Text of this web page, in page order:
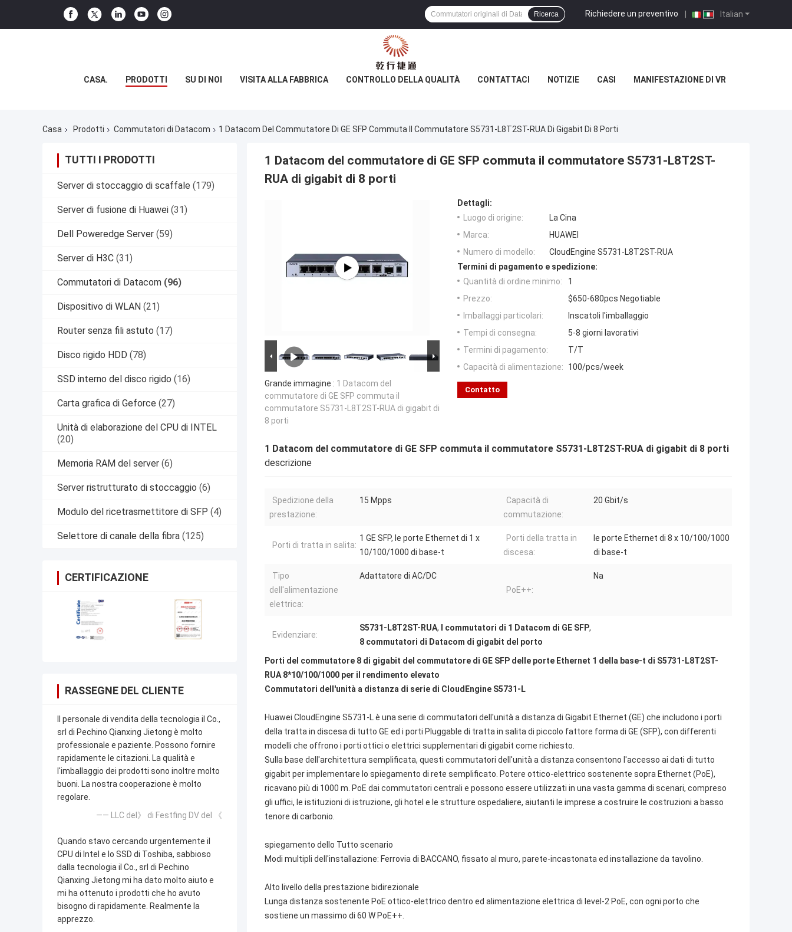
Italian
Richiedere un preventivo |
Ricerca
CASA. PRODOTTI SU DI NOI VISITA ALLA FABBRICA CONTROLLO DELLA QUALITÀ CONTATTACI NOTIZIE CASI MANIFESTAZIONE DI VR
Casa Prodotti Commutatori di Datacom 1 Datacom Del Commutatore Di GE SFP Commuta Il Commutatore S5731-L8T2ST-RUA Di Gigabit Di 8 Porti
TUTTI I PRODOTTI
Server di stoccaggio di scaffale (179)
Server di fusione di Huawei (31)
Dell Poweredge Server (59)
Server di H3C (31)
Commutatori di Datacom (96)
Dispositivo di WLAN (21)
Router senza fili astuto (17)
Disco rigido HDD (78)
SSD interno del disco rigido (16)
Carta grafica di Geforce (27)
Unità di elaborazione del CPU di INTEL
(20)
Memoria RAM del server (6)
Server ristrutturato di stoccaggio (6)
Modulo del ricetrasmettitore di SFP (4)
Selettore di canale della fibra (125)
CERTIFICAZIONE
RASSEGNE DEL CLIENTE
Il personale di vendita della tecnologia il Co.,
srl di Pechino Qianxing Jietong è molto
professionale e paziente. Possono fornire
rapidamente le citazioni. La qualità e
l'imballaggio dei prodotti sono inoltre molto
buoni. La nostra cooperazione è molto
regolare.
—— LLC del》 di Festfing DV del 《
Quando stavo cercando urgentemente il
CPU di Intel e lo SSD di Toshiba, sabbioso
dalla tecnologia il Co., srl di Pechino
Qianxing Jietong mi ha dato molto aiuto e
mi ha ottenuto i prodotti che ho avuto
bisogno di rapidamente. Realmente la
apprezzo.
1 Datacom del commutatore di GE SFP commuta il commutatore S5731-L8T2ST-
RUA di gigabit di 8 porti
Grande immagine : 1 Datacom del
commutatore di GE SFP commuta il
commutatore S5731-L8T2ST-RUA di gigabit di
8 porti
Dettagli:
Luogo di origine:
La Cina
Marca:
HUAWEI
Numero di modello:
CloudEngine S5731-L8T2ST-RUA
Termini di pagamento e spedizione:
Quantità di ordine minimo:
1
Prezzo:
$650-680pcs Negotiable
Imballaggi particolari:
Inscatoli l'imballaggio
Tempi di consegna:
5-8 giorni lavorativi
Termini di pagamento:
T/T
Capacità di alimentazione:
100/pcs/week
Contatto
1 Datacom del commutatore di GE SFP commuta il commutatore S5731-L8T2ST-RUA di gigabit di 8 porti
descrizione
Spedizione della
prestazione:
15 Mpps
Capacità di
commutazione:
20 Gbit/s
Porti di tratta in salita:
1 GE SFP, le porte Ethernet di 1 x
10/100/1000 di base-t
Porti della tratta in
discesa:
le porte Ethernet di 8 x 10/100/1000
di base-t
Tipo
dell'alimentazione
elettrica:
Adattatore di AC/DC
PoE++:
Na
Evidenziare:
S5731-L8T2ST-RUA, I commutatori di 1 Datacom di GE SFP,
8 commutatori di Datacom di gigabit del porto
Porti del commutatore 8 di gigabit del commutatore di GE SFP delle porte Ethernet 1 della base-t di S5731-L8T2ST-
RUA 8*10/100/1000 per il rendimento elevato
Commutatori dell'unità a distanza di serie di CloudEngine S5731-L
Huawei CloudEngine S5731-L è una serie di commutatori dell'unità a distanza di Gigabit Ethernet (GE) che includono i porti
della tratta in discesa di tutto GE ed i porti Pluggable di tratta in salita di piccolo fattore forma di GE (SFP), con differenti
modelli che offrono i porti ottici o elettrici supplementari di gigabit come richiesto.
Sulla base dell'architettura semplificata, questi commutatori dell'unità a distanza consentono l'accesso ai dati di tutto
gigabit per implementare lo spiegamento di rete semplificato. Potere ottico-elettrico sostenente sopra Ethernet (PoE),
ricavano più di 1000 m. PoE dai commutatori centrali e possono essere utilizzati in una vasta gamma di scenari, compreso
gli uffici, le istituzioni di istruzione, gli hotel e le strutture ospedaliere, aiutanti le imprese a costruire le costruzioni a basso
tenore di carbonio.
spiegamento dello Tutto scenario
Modi multipli dell'installazione: Ferrovia di BACCANO, fissato al muro, parete-incastonata ed installazione da tavolino.
Alto livello della prestazione bidirezionale
Lunga distanza sostenente PoE ottico-elettrico dentro ed alimentazione elettrica di level-2 PoE, con ogni porto che
sostiene un massimo di 60 W PoE++.